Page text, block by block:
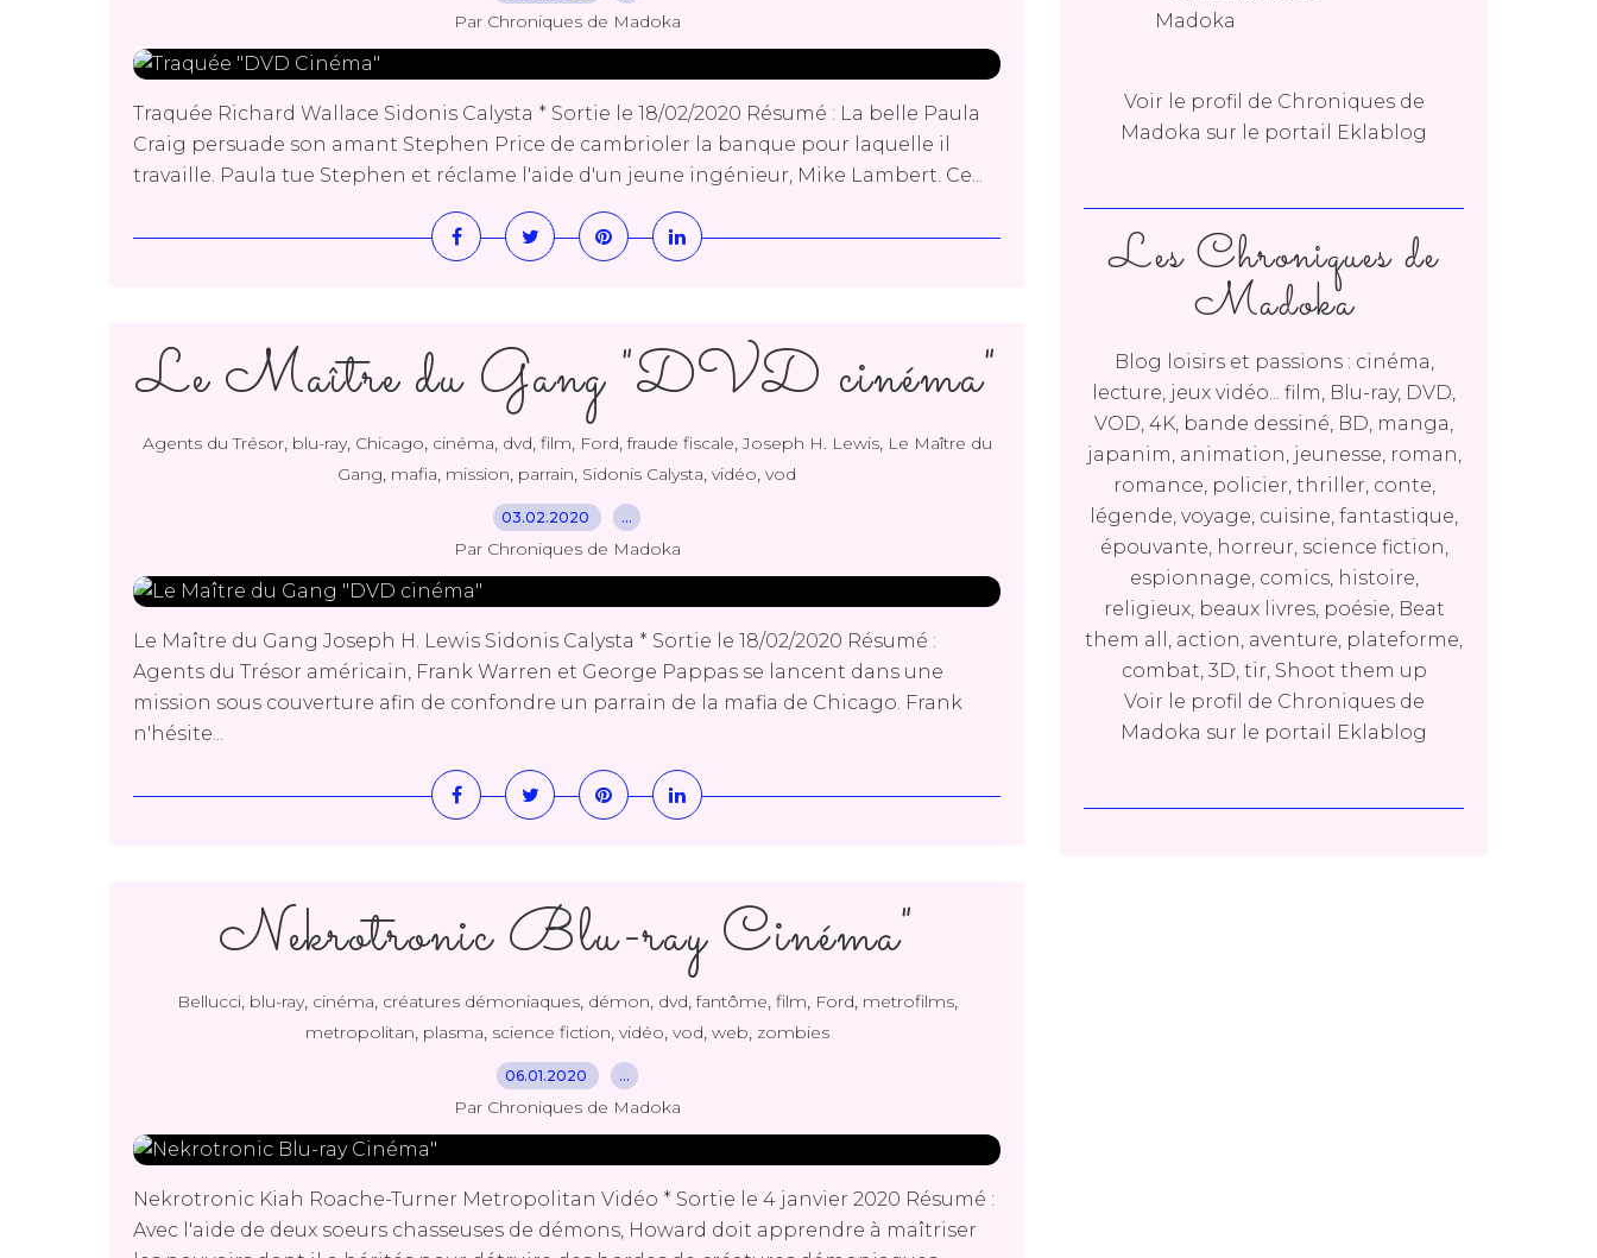
Par Chroniques de Madoka
Traquée Richard Wallace Sidonis Calysta * Sortie le 18/02/2020 Résumé : La belle Paula
Craig persuade son amant Stephen Price de cambrioler la banque pour laquelle il
travaille. Paula tue Stephen et réclame l'aide d'un jeune ingénieur, Mike Lambert. Ce...
Le Maître du Gang "DVD cinéma"
Agents du Trésor, blu-ray, Chicago, cinéma, dvd, film, Ford,fraude fiscale,Joseph H. Lewis, Le Maître du
Gang, mafia, mission, parrain, Sidonis Calysta, vidéo, vod
03.02.2020 …
Par Chroniques de Madoka
Le Maître du Gang Joseph H. Lewis Sidonis Calysta * Sortie le 18/02/2020 Résumé :
Agents du Trésor américain, Frank Warren et George Pappas se lancent dans une
mission sous couverture afin de confondre un parrain de la mafia de Chicago. Frank
n'hésite...
Nekrotronic Blu-ray Cinéma"
Bellucci, blu-ray, cinéma, créatures démoniaques, démon, dvd,fantôme, film, Ford, metrofilms,
metropolitan, plasma, science fiction, vidéo, vod, web, zombies
06.01.2020 …
Par Chroniques de Madoka
Nekrotronic Kiah Roache-Turner Metropolitan Vidéo * Sortie le 4 janvier 2020 Résumé :
Avec l'aide de deux soeurs chasseuses de démons, Howard doit apprendre à maîtriser
Les Chroniques de
Madoka
Blog loisirs et passions : cinéma,
lecture, jeux vidéo... film, Blu-ray, DVD,
VOD, 4K, bande dessiné, BD, manga,
japanim, animation, jeunesse, roman,
romance, policier, thriller, conte,
légende, voyage, cuisine, fantastique,
épouvante, horreur, science fiction,
espionnage, comics, histoire,
religieux, beaux livres, poésie, Beat
them all, action, aventure, plateforme,
combat, 3D, tir, Shoot them up
Voir le profil de Chroniques de
Madoka sur le portail Eklablog
Voir le profil de Chroniques de
Madoka sur le portail Eklablog